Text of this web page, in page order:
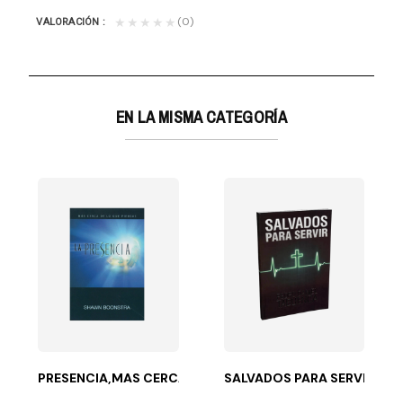
VALORACIÓN ★★★★★ (0)
EN LA MISMA CATEGORÍA
serie RECURSOS...
corazones, para inspirar e instruir, para...
PRESENCIA,MAS CERCA DE LO QUE PIENSAS
SALVADOS PARA SERVIR